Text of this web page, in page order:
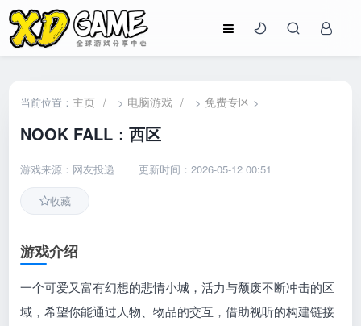
当前位置： 主页 / > 电脑游戏 / > 免费专区 >
NOOK FALL：西区
游戏来源：网友投递 更新时间：2026-05-12 00:51
收藏
游戏介绍
一个可爱又富有幻想的悲情小城，活力与颓废不断冲击的区
域，希望你能通过人物、物品的交互，借助视听的构建链接